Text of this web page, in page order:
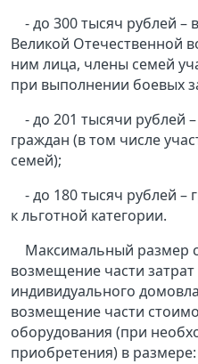
- до 300 тысяч рублей –
Великой Отечественной
ним лица, члены семей
при выполнении боевых
- до 201 тысячи рублей
граждан (в том числе
семей);
- до 180 тысяч рублей –
к льготной категории.
Максимальный размер
возмещение части
индивидуального
возмещение части
оборудования (при
приобретения) в размере: